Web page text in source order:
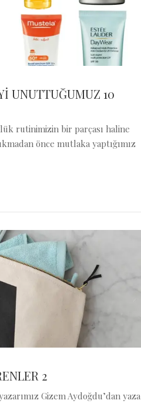
UNUTTUĞUMUZ 10
rutinimizin bir parçası haline
önce mutlaka yaptığımız
2
Gizem Aydoğdu’dan yaza